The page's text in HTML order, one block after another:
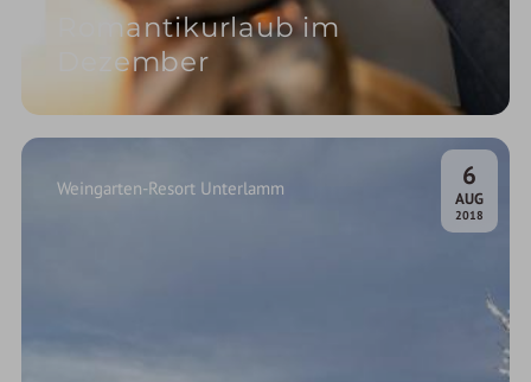
Romantikurlaub im
Dezember
6
AUG.
2018
Weingarten-Resort Unterlamm